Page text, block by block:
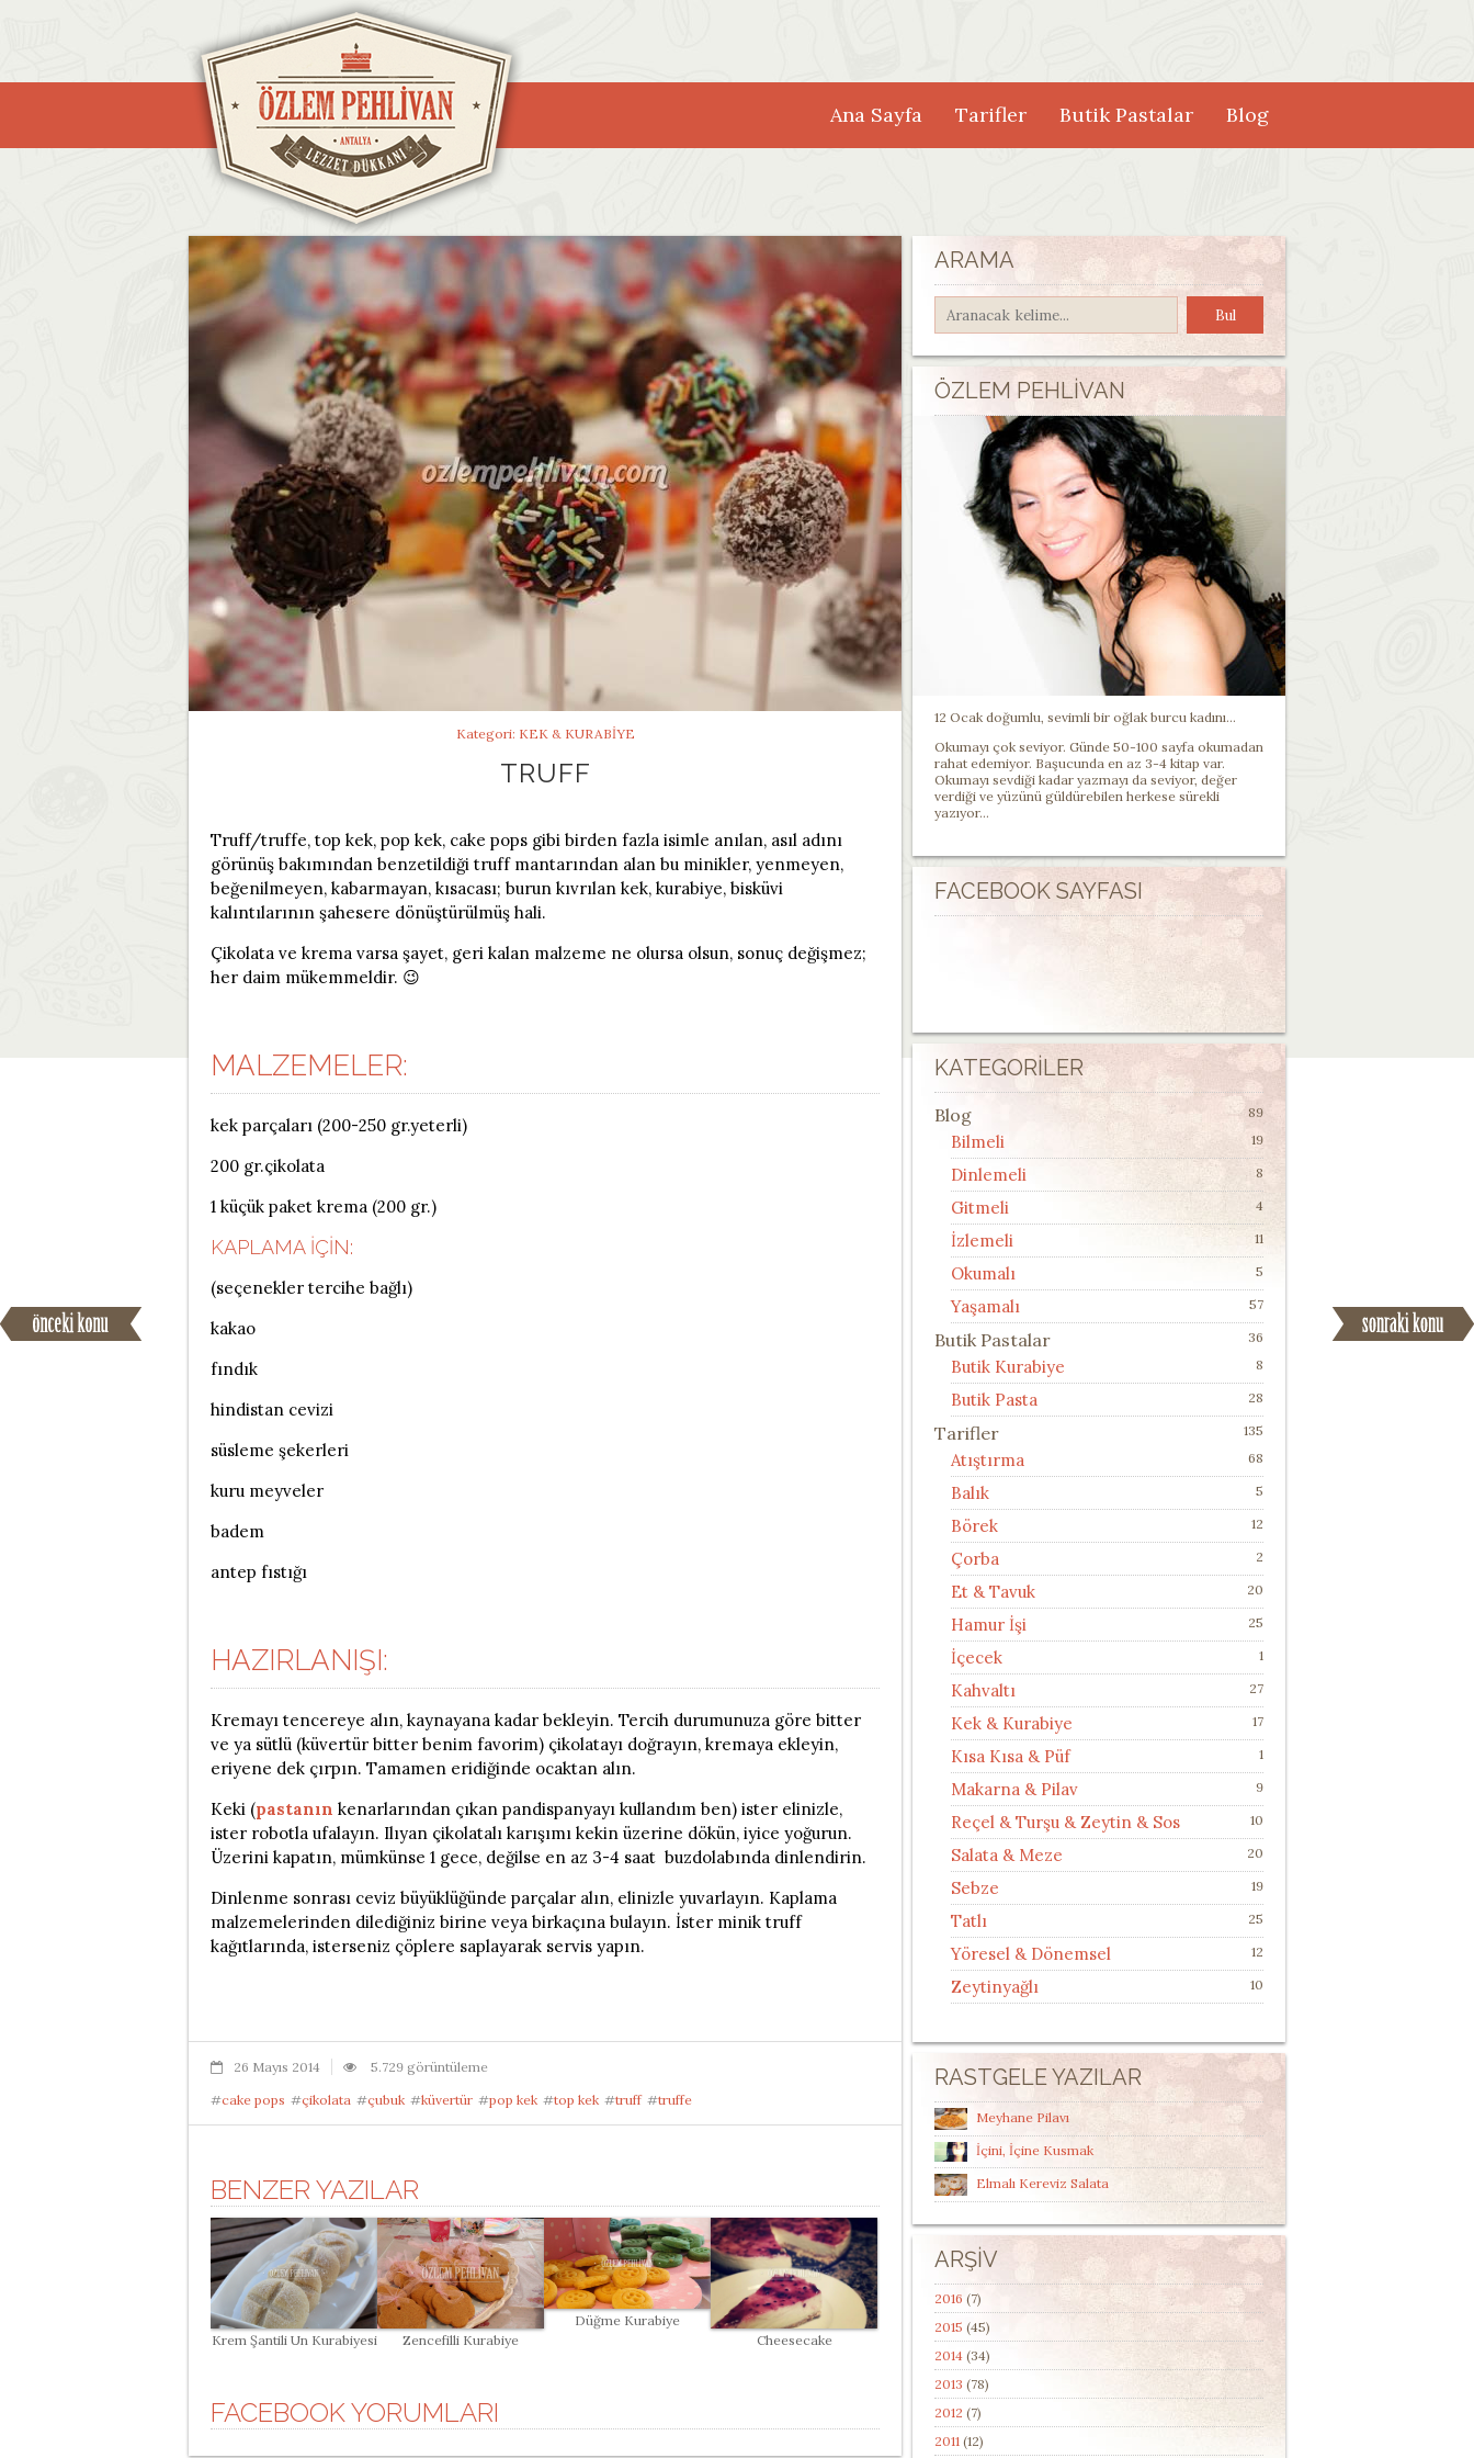
Blog
Butik Pastalar
Tarifler
Ana Sayfa
Kategori: KEK & KURABIYE
TRUFF
Truff/truffe, top kek, pop kek, cake pops gibi birden fazla isimle anılan, asıl adını
görünüş bakımından benzetildiği truff mantarından alan bu minikler, yenmeyen,
beğenilmeyen, kabarmayan, kısacası; burun kıvrılan kek, kurabiye, bisküvi
kalıntılarının şahesere dönüştürülmüş hali.
Çikolata ve krema varsa şayet, geri kalan malzeme ne olursa olsun, sonuç değişmez;
her daim mükemmeldir. 😉
MALZEMELER:
kek parçaları (200-250 gr.yeterli)
200 gr.çikolata
1 küçük paket krema (200 gr.)
KAPLAMA İÇIN:
(seçenekler tercihe bağlı)
kakao
fındık
hindistan cevizi
süsleme şekerleri
kuru meyveler
badem
antep fıstığı
HAZIRLANIŞI:
Kremayı tencereye alın, kaynayana kadar bekleyin. Tercih durumunuza göre bitter
ve ya sütlü (küvertür bitter benim favorim) çikolatayı doğrayın, kremaya ekleyin,
eriyene dek çırpın. Tamamen eridiğinde ocaktan alın.
Keki (pastanın kenarlarından çıkan pandispanyayı kullandım ben) ister elinizle,
ister robotla ufalayın. Ilıyan çikolatalı karışımı kekin üzerine dökün, iyice yoğurun.
Üzerini kapatın, mümkünse 1 gece, değilse en az 3-4 saat buzdolabında dinlendirin.
Dinlenme sonrası ceviz büyüklüğünde parçalar alın, elinizle yuvarlayın. Kaplama
malzemelerinden dilediğiniz birine veya birkaçına bulayın. İster minik truff
kağıtlarında, isterseniz çöplere saplayarak servis yapın.
26 Mayıs 2014
5.729 görüntüleme
#cake pops #çikolata #çubuk #küvertür #pop kek #top kek #truff #truffe
BENZER YAZILAR
Krem Şantili Un Kurabiyesi Zencefilli Kurabiye
Düğme Kurabiye
Cheesecake
FACEBOOK YORUMLARI
ARAMA
ÖZLEM PEHLIVAN
12 Ocak doğumlu, sevimli bir oğlak burcu kadını...
Okumayı çok seviyor. Günde 50-100 sayfa okumadan
rahat edemiyor. Başucunda en az 3-4 kitap var.
Okumayı sevdiği kadar yazmayı da seviyor, değer
verdiği ve yüzünü güldürebilen herkese sürekli
yazıyor...
FACEBOOK SAYFASI
KATEGORILER
Blog 89
Bilmeli 19
Dinlemeli 8
Gitmeli 4
İzlemeli 11
Okumalı 5
Yaşamalı 57
Butik Pastalar 36
Butik Kurabiye 8
Butik Pasta 28
Tarifler 135
Atıştırma 68
Balık 5
Börek 12
Çorba 2
Et & Tavuk 20
Hamur İşi 25
İçecek 1
Kahvaltı 27
Kek & Kurabiye 17
Kısa Kısa & Püf 1
Makarna & Pilav 9
Reçel & Turşu & Zeytin & Sos 10
Salata & Meze 20
Sebze 19
Tatlı 25
Yöresel & Dönemsel 12
Zeytinyağlı 10
RASTGELE YAZILAR
Meyhane Pilavı
İçini, İçine Kusmak
Elmalı Kereviz Salata
ARŞIV
2016 (7)
2015 (45)
2014 (34)
2013 (78)
2012 (7)
2011 (12)